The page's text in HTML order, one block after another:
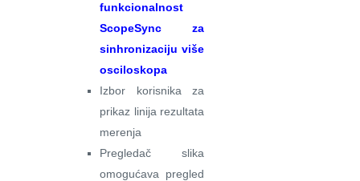
funkcionalnost
ScopeSync za
sinhronizaciju više
osciloskopa
Izbor korisnika za
prikaz linija rezultata
merenja
Pregledač slika
omogućava pregled